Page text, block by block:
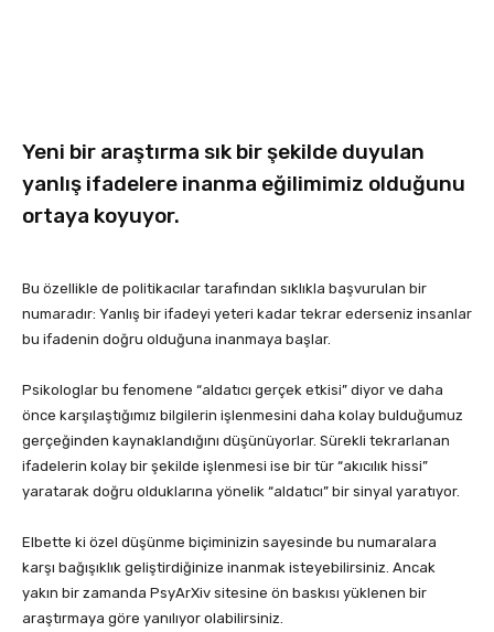
Yeni bir araştırma sık bir şekilde duyulan
yanlış ifadelere inanma eğilimimiz olduğunu
ortaya koyuyor.
Bu özellikle de politikacılar tarafından sıklıkla başvurulan bir
numaradır: Yanlış bir ifadeyi yeteri kadar tekrar ederseniz insanlar
bu ifadenin doğru olduğuna inanmaya başlar.
Psikologlar bu fenomene “aldatıcı gerçek etkisi” diyor ve daha
önce karşılaştığımız bilgilerin işlenmesini daha kolay bulduğumuz
gerçeğinden kaynaklandığını düşünüyorlar. Sürekli tekrarlanan
ifadelerin kolay bir şekilde işlenmesi ise bir tür “akıcılık hissi”
yaratarak doğru olduklarına yönelik “aldatıcı” bir sinyal yaratıyor.
Elbette ki özel düşünme biçiminizin sayesinde bu numaralara
karşı bağışıklık geliştirdiğinize inanmak isteyebilirsiniz. Ancak
yakın bir zamanda PsyArXiv sitesine ön baskısı yüklenen bir
araştırmaya göre yanılıyor olabilirsiniz.